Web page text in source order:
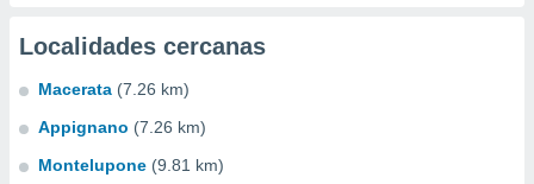
Localidades cercanas
Macerata (7.26 km)
Appignano (7.26 km)
Montelupone (9.81 km)